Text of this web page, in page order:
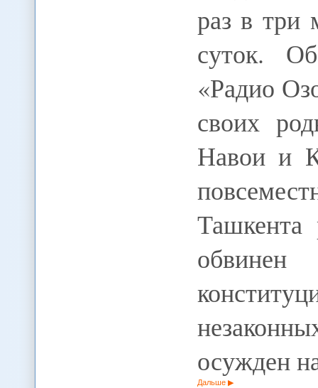
раз в три
суток.
«Радио
своих
Навои и
осужден
Дальше